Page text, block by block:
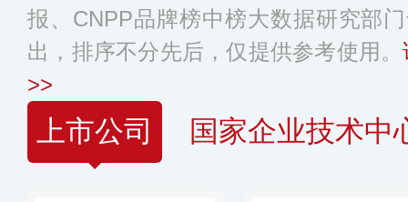
报、CNPP品牌榜中榜大数据研究部
出，排序不分先后，仅提供参考使用。
>>
上市公司 国家企业技术中